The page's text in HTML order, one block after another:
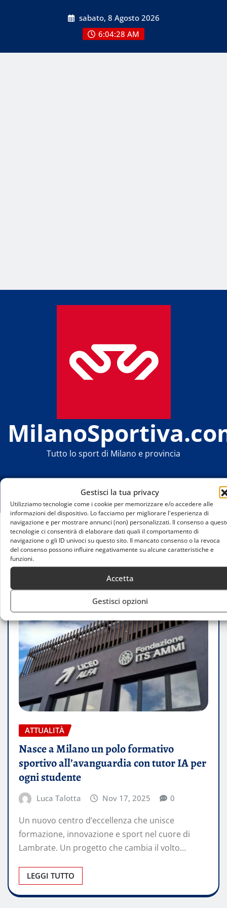
Gestisci la tua privacy
Utilizziamo tecnologie come i cookie per memorizzare e/o accedere alle
informazioni del dispositivo. Lo facciamo per migliorare l'esperienza di
navigazione e per mostrare annunci (non) personalizzati. Il consenso a
tecnologie ci consentirà di elaborare dati quali il comportamento di
navigazione o gli ID univoci su questo sito. Il mancato consenso o la revoca
del consenso possono influire negativamente su alcune caratteristiche e
funzioni.
Accetta
Gestisci opzioni
sabato, 8 Agosto 2026
6:04:29 AM
Tutto lo sport di Milano e provincia
Home
Nasce a Milano un polo formativo sportivo
all’avanguardia con tutor IA per ogni studente
ATTUALITÀ
Nasce a Milano un polo formativo
sportivo all’avanguardia con tutor IA per
ogni studente
Luca Talotta Nov 17, 2025 0
Un nuovo centro d’eccellenza che unisce
formazione, innovazione e sport nel cuore di
Lambrate. Un progetto che cambia il volto…
LEGGI TUTTO